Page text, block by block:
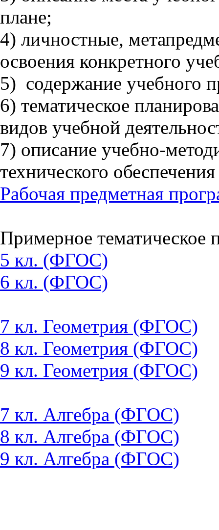
плане;
4) личностные,
освоения конкретного
5) содержание учебного
6) тематическое
видов учебной
7) описание учебно-
технического
Рабочая предметная
Примерное тематическое
5 кл. (ФГОС)
6 кл. (ФГОС)
7 кл. Геометрия (ФГОС)
8 кл. Геометрия (ФГОС)
9 кл. Геометрия (ФГОС)
7 кл. Алгебра (ФГОС)
8 кл. Алгебра (ФГОС)
9 кл. Алгебра (ФГОС)